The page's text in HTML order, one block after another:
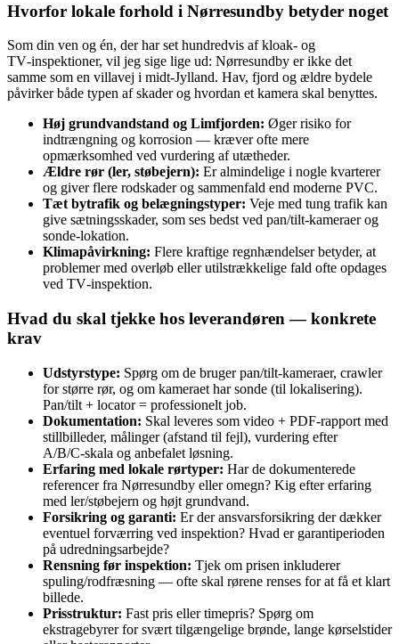
Hvorfor lokale forhold i Nørresundby betyder noget
Som din ven og én, der har set hundredvis af kloak‑ og
TV‑inspektioner, vil jeg sige lige ud: Nørresundby er ikke det
samme som en villavej i midt‑Jylland. Hav, fjord og ældre bydele
påvirker både typen af skader og hvordan et kamera skal benyttes.
Høj grundvandstand og Limfjorden: Øger risiko for
indtrængning og korrosion — kræver ofte mere
opmærksomhed ved vurdering af utætheder.
Ældre rør (ler, støbejern): Er almindelige i nogle kvarterer
og giver flere rodskader og sammenfald end moderne PVC.
Tæt bytrafik og belægningstyper: Veje med tung trafik kan
give sætningsskader, som ses bedst ved pan/tilt‑kameraer og
sonde‑lokation.
Klimapåvirkning: Flere kraftige regnhændelser betyder, at
problemer med overløb eller utilstrækkelige fald ofte opdages
ved TV‑inspektion.
Hvad du skal tjekke hos leverandøren — konkrete
krav
Udstyrstype: Spørg om de bruger pan/tilt‑kameraer, crawler
for større rør, og om kameraet har sonde (til lokalisering).
Pan/tilt + locator = professionelt job.
Dokumentation: Skal leveres som video + PDF‑rapport med
stillbilleder, målinger (afstand til fejl), vurdering efter
A/B/C‑skala og anbefalet løsning.
Erfaring med lokale rørtyper: Har de dokumenterede
referencer fra Nørresundby eller omegn? Kig efter erfaring
med ler/støbejern og højt grundvand.
Forsikring og garanti: Er der ansvarsforsikring der dækker
eventuel forværring ved inspektion? Hvad er garantiperioden
på udredningsarbejde?
Rensning før inspektion: Tjek om prisen inkluderer
spuling/rodfræsning — ofte skal rørene renses for at få et klart
billede.
Prisstruktur: Fast pris eller timepris? Spørg om
ekstragebyrer for svært tilgængelige brønde, lange kørselstider